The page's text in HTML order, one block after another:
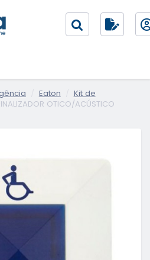
Eaton
Kit de
OTICO/ACÚSTICO